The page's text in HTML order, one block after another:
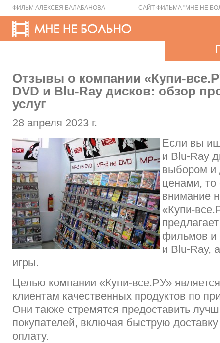
ФИЛЬМ АЛЕКСЕЯ БАЛАБАНОВА САЙТ ФИЛЬМА "МНЕ НЕ
Отзывы о компании «Купи-
DVD и Blu-Ray дисков: обзор
услуг
28 апреля 2023 г.
Если вы
и Blu-Ray
выбором и
ценами, то
внимание
«Купи-
фильмов и
и Blu-Ray,
игры.
Целью компании «Купи-все.РУ»
клиентам качественных продуктов по
Они также стремятся предоставить
покупателей, включая быструю
оплату.